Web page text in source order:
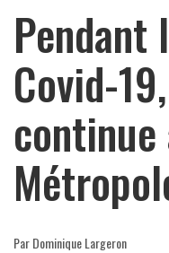
Pendant
Covid-
continue
Par Dominique Largeron